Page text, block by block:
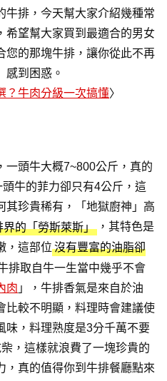
牛排，今天幫大家介紹幾種常
希望幫大家買到最適合的男女
您的那塊牛排，讓你從此不再
感到困惑。
？牛肉分級一次搞懂〉
一頭牛大概7~800公斤，真的
牛的菲力卻只有4公斤，這
其珍貴稀有，「地獄廚神」高
界的「勞斯萊斯」 ，其特色是
，這部位 沒有豐富的油脂卻
排取自牛一生當中幾乎不會
肉 」，牛排香氣是來自於油
比較不明顯，料理時會建議使
味，料理熟度是3分千萬不要
，這樣就浪費了一塊珍貴的
，真的值得你到牛排餐廳點來